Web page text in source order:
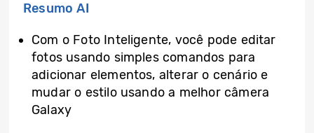
Resumo AI
Com o Foto Inteligente, você pode editar
fotos usando simples comandos para
adicionar elementos, alterar o cenário e
mudar o estilo usando a melhor câmera
Galaxy